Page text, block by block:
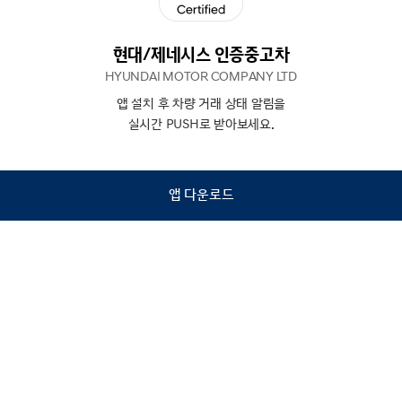
검색
현대/제네시스 인증중고차
HYUNDAI MOTOR COMPANY LTD
앱 설치 후 차량 거래 상태 알림을
실시간 PUSH로 받아보세요.
앱 다운로드